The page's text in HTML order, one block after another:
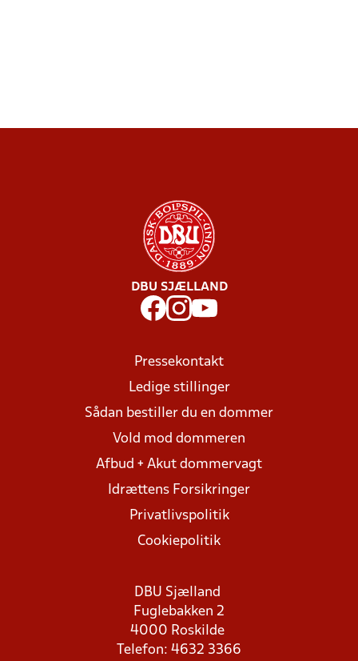
DBU SJÆLLAND
Pressekontakt
Ledige stillinger
Sådan bestiller du en dommer
Vold mod dommeren
Afbud + Akut dommervagt
Idrættens Forsikringer
Privatlivspolitik
Cookiepolitik
DBU Sjælland
Fuglebakken 2
4000 Roskilde
Telefon: 4632 3366